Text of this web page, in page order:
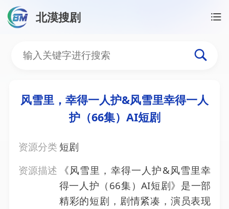
北漠搜剧
风雪里，幸得一人护&风
风雪里，幸得一人护&风雪里幸得一人
护（66集）AI短剧
资源分类 短剧
资源描述
《风雪里，幸得一人护&风雪里幸
得一人护（66集）AI短剧》是一部
精彩的短剧，剧情紧凑，演员表现